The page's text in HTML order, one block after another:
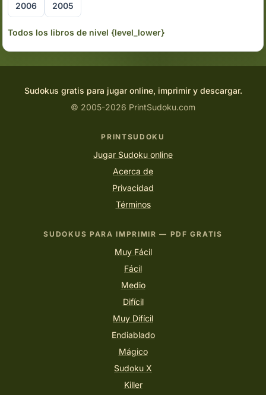
2006 2005
Todos los libros de nivel {level_lower}
Sudokus gratis para jugar online, imprimir y descargar.
© 2005-2026 PrintSudoku.com
PRINTSUDOKU
Jugar Sudoku online
Acerca de
Privacidad
Términos
SUDOKUS PARA IMPRIMIR — PDF GRATIS
Muy Fácil
Fácil
Medio
Difícil
Muy Difícil
Endiablado
Mágico
Sudoku X
Killer